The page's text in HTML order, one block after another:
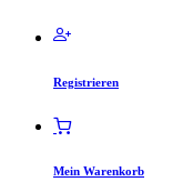
Registrieren
Mein Warenkorb